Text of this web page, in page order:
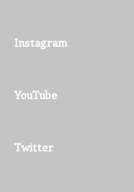
Instagram
YouTube
Twitter